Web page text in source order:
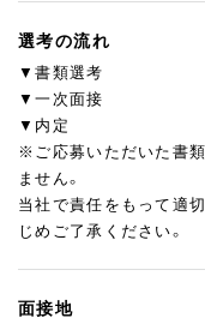
選考の流れ
▼書類選考
▼一次面接
▼内定
※ご応募いただいた書類
ません。
当社で責任をもって適
じめご了承ください。
面接地